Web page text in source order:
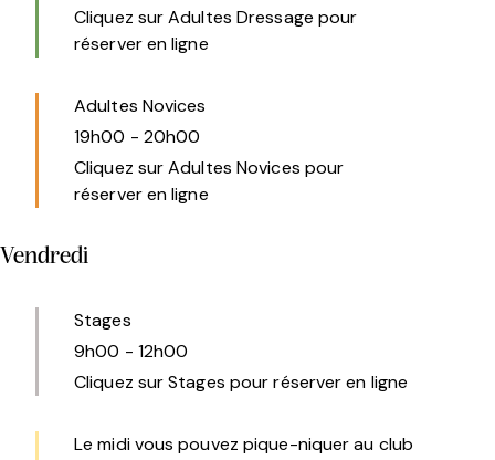
Cliquez sur Adultes Dressage pour
réserver en ligne
Adultes Novices
19h00 - 20h00
Cliquez sur Adultes Novices pour
réserver en ligne
Vendredi
Stages
9h00 - 12h00
Cliquez sur Stages pour réserver en ligne
Le midi vous pouvez pique-niquer au club